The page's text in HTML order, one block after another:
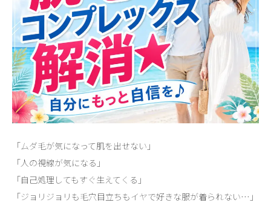
「ムダ毛が気になって肌を出せない」
「人の視線が気になる」
「自己処理してもすぐ生えてくる」
「ジョリジョリも毛穴目立ちもイヤで好きな服が着られない…」